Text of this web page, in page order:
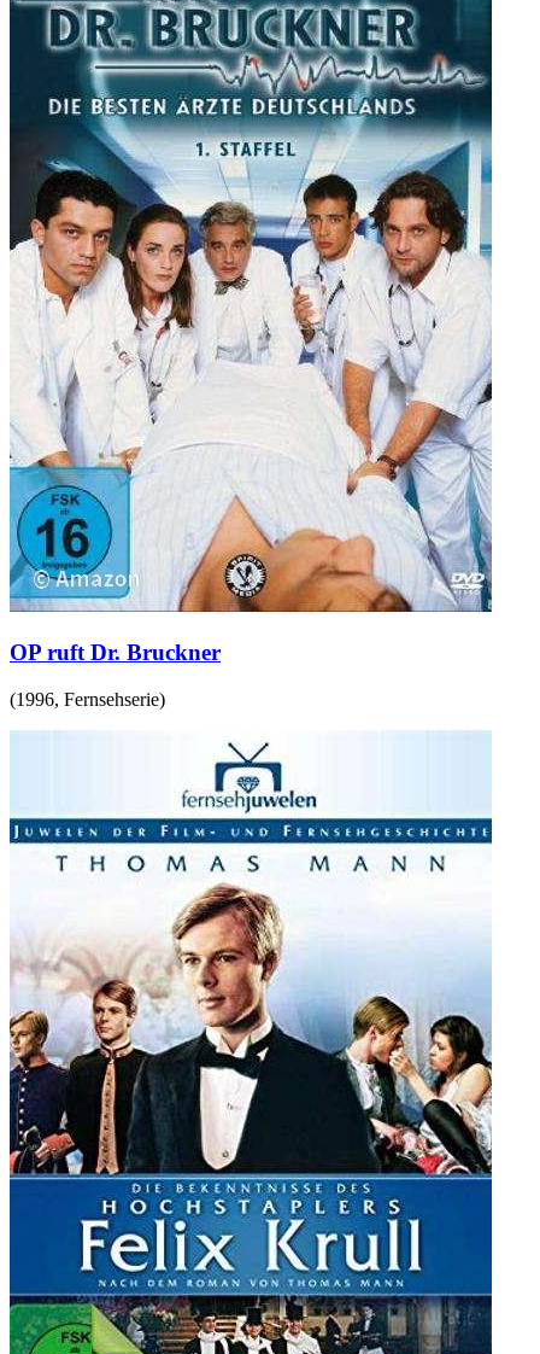
OP ruft Dr. Bruckner
(1996, Fernsehserie)